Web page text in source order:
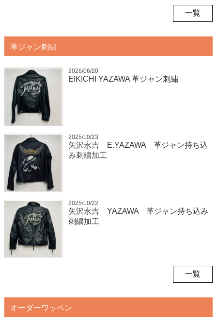
一覧
革ジャン刺繍
2026/06/20
EIKICHI YAZAWA 革ジャン刺繍
2025/10/23
矢沢永吉 E.YAZAWA 革ジャン持ち込
み刺繍加工
2025/10/22
矢沢永吉 YAZAWA 革ジャン持ち込み
刺繍加工
一覧
オーダーワッペン